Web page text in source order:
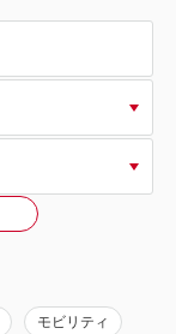
モビリティ